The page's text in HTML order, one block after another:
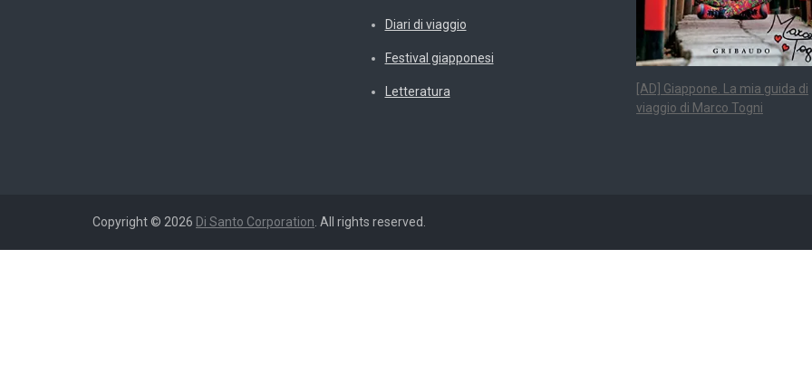
Diari di viaggio
Festival giapponesi
Letteratura
[AD] Giappone. La mia guida di
viaggio di Marco Togni
Copyright © 2026 Di Santo Corporation . All rights reserved.